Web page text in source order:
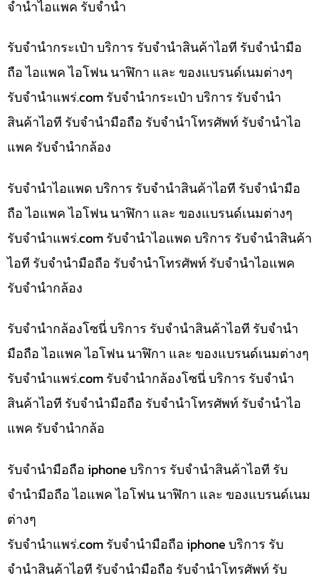
จำนำไอแพค รับจำนำ
รับจำนำกระเป๋า บริการ รับจำนำสินค้าไอที รับจำนำมือ
ถือ ไอแพค ไอโฟน นาฬิกา และ ของแบรนด์เนมต่างๆ
รับจํานําแพร่.com รับจำนำกระเป๋า บริการ รับจำนำ
สินค้าไอที รับจำนำมือถือ รับจำนำโทรศัพท์ รับจำนำไอ
แพค รับจำนำกล้อง
รับจำนำไอแพด บริการ รับจำนำสินค้าไอที รับจำนำมือ
ถือ ไอแพค ไอโฟน นาฬิกา และ ของแบรนด์เนมต่างๆ
รับจํานําแพร่.com รับจำนำไอแพด บริการ รับจำนำสินค้า
ไอที รับจำนำมือถือ รับจำนำโทรศัพท์ รับจำนำไอแพค
รับจำนำกล้อง
รับจำนำกล้องโซนี่ บริการ รับจำนำสินค้าไอที รับจำนำ
มือถือ ไอแพค ไอโฟน นาฬิกา และ ของแบรนด์เนมต่างๆ
รับจํานําแพร่.com รับจำนำกล้องโซนี่ บริการ รับจำนำ
สินค้าไอที รับจำนำมือถือ รับจำนำโทรศัพท์ รับจำนำไอ
แพค รับจำนำกล้อ
รับจำนำมือถือ iphone บริการ รับจำนำสินค้าไอที รับ
จำนำมือถือ ไอแพค ไอโฟน นาฬิกา และ ของแบรนด์เนม
ต่างๆ
รับจํานําแพร่.com รับจำนำมือถือ iphone บริการ รับ
จำนำสินค้าไอที รับจำนำมือถือ รับจำนำโทรศัพท์ รับ